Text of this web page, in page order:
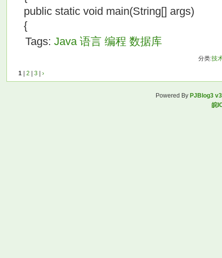
public static void main(String[] args)
{
Tags: Java 语言 编程 数据库
分类:技
1| 2 3 ›
Powered By PJBlog3
皖